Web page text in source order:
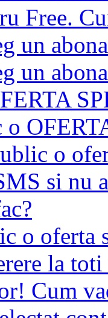
Free.
un
un
o
o
si nu
o oferta
la
Cum